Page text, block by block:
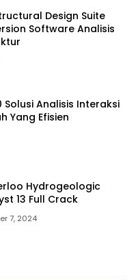
Design Suite
Software Analisis
Solusi Analisis Interaksi
Yang Efisien
Hydrogeologic
13 Full Crack
7, 2024